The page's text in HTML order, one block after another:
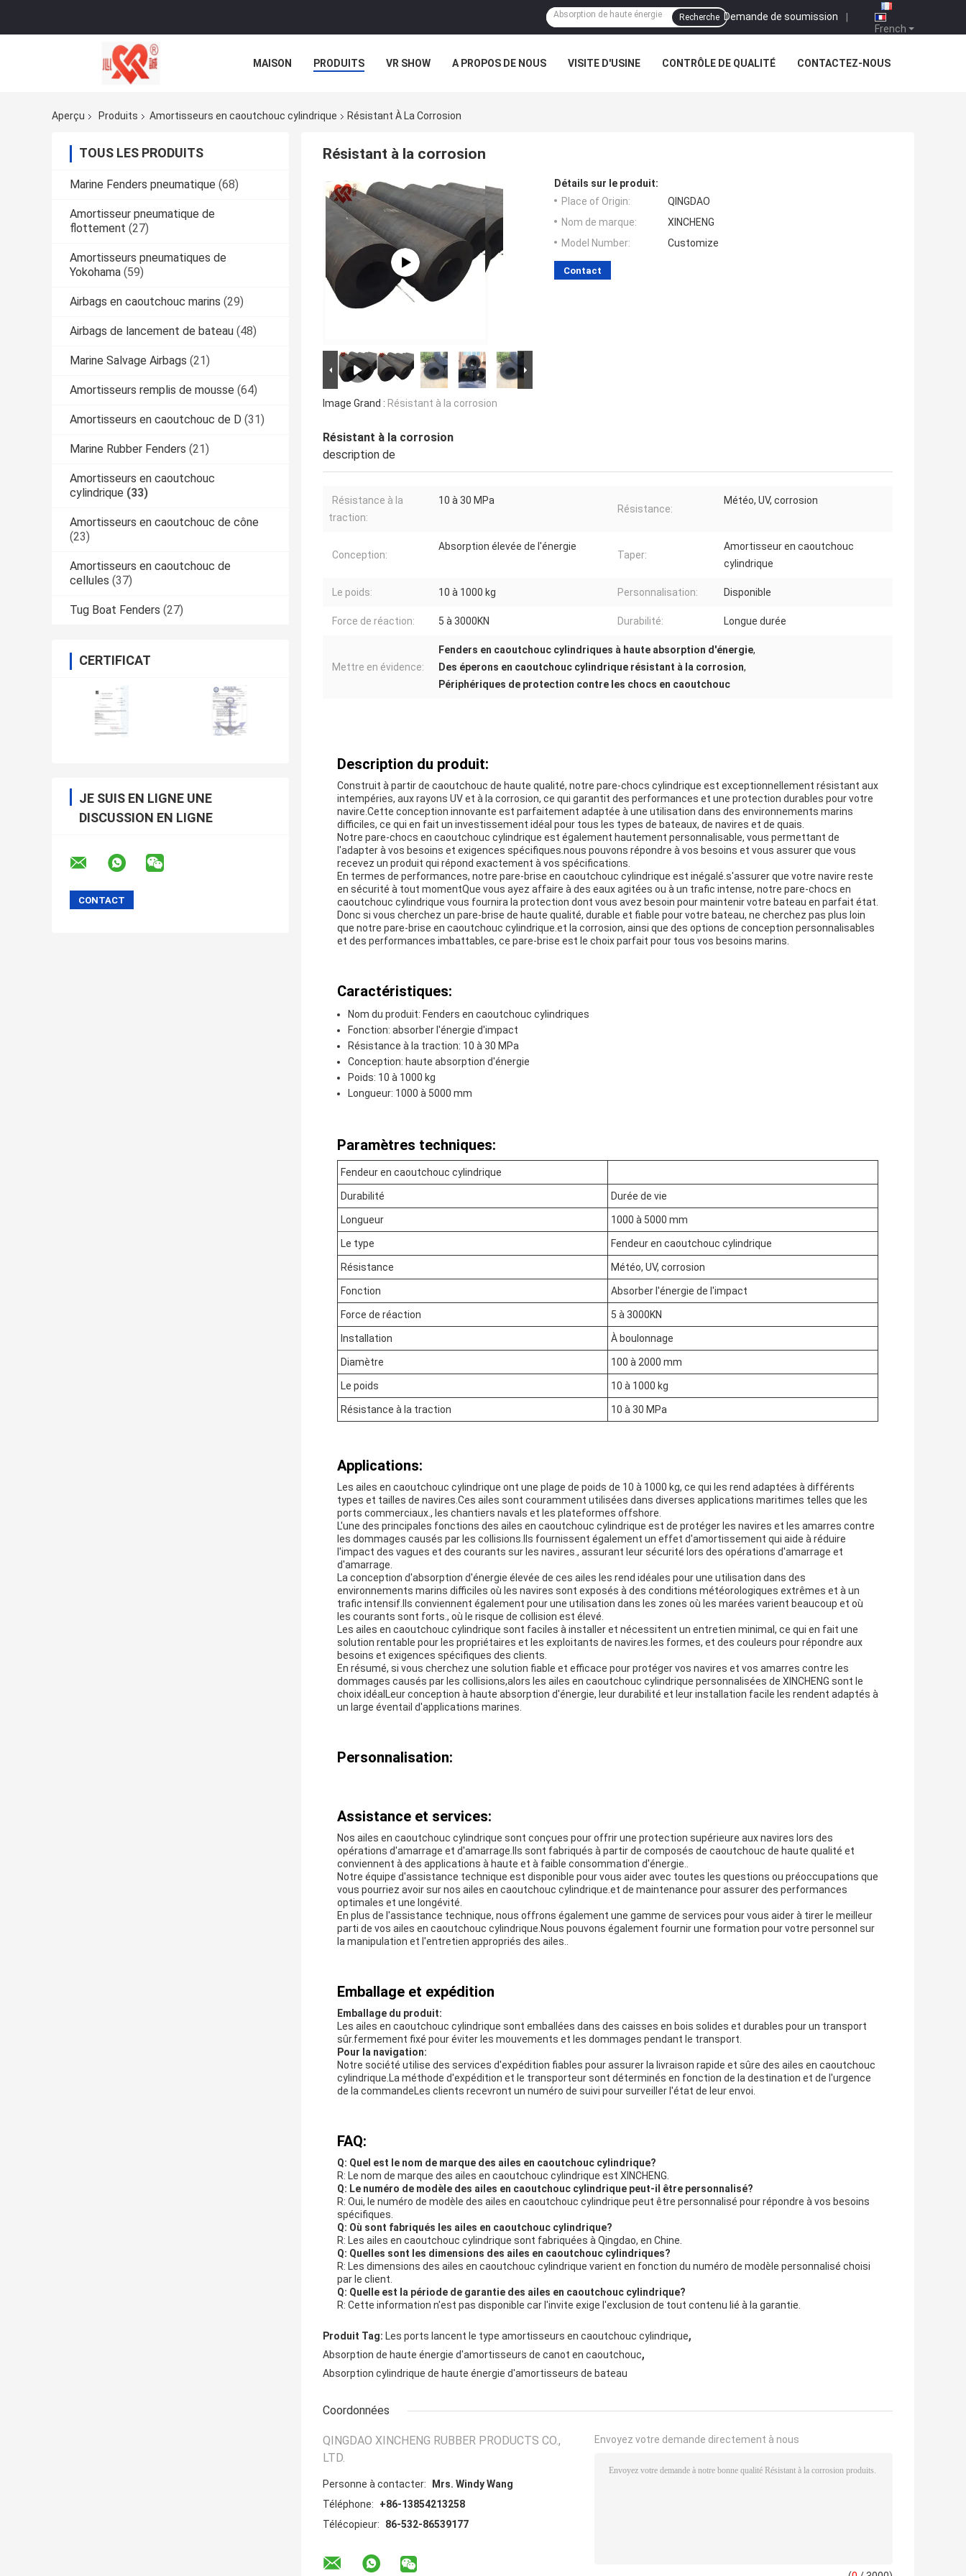
French
Demande de soumission |
Recherche
MAISON PRODUITS VR SHOW A PROPOS DE NOUS VISITE D'USINE CONTRÔLE DE QUALITÉ CONTACTEZ-NOUS
Aperçu
Produits Amortisseurs en caoutchouc cylindrique Résistant À La Corrosion
TOUS LES PRODUITS
Marine Fenders pneumatique (68)
Amortisseur pneumatique de
flottement (27)
Amortisseurs pneumatiques de
Yokohama (59)
Airbags en caoutchouc marins (29)
Airbags de lancement de bateau (48)
Marine Salvage Airbags (21)
Amortisseurs remplis de mousse (64)
Amortisseurs en caoutchouc de D (31)
Marine Rubber Fenders (21)
Amortisseurs en caoutchouc
cylindrique (33)
Amortisseurs en caoutchouc de cône
(23)
Amortisseurs en caoutchouc de
cellules (37)
Tug Boat Fenders (27)
CERTIFICAT
JE SUIS EN LIGNE UNE
DISCUSSION EN LIGNE
Résistant à la corrosion
Image Grand : Résistant à la corrosion
Détails sur le produit:
Place of Origin:
QINGDAO
Nom de marque:
XINCHENG
Model Number:
Customize
Contact
Résistant à la corrosion
description de
Résistance à la
traction:
10 à 30 MPa
Résistance:
Météo, UV, corrosion
Conception:
Absorption élevée de l'énergie
Taper:
Amortisseur en caoutchouc
cylindrique
Le poids: 10 à 1000 kg Personnalisation: Disponible
Force de réaction: 5 à 3000KN Durabilité: Longue durée
Mettre en évidence:
Fenders en caoutchouc cylindriques à haute absorption d'énergie,
Des éperons en caoutchouc cylindrique résistant à la corrosion,
Périphériques de protection contre les chocs en caoutchouc
Description du produit:
Construit à partir de caoutchouc de haute qualité, notre pare-chocs cylindrique est exceptionnellement résistant aux
intempéries, aux rayons UV et à la corrosion, ce qui garantit des performances et une protection durables pour votre
navire.Cette conception innovante est parfaitement adaptée à une utilisation dans des environnements marins
difficiles, ce qui en fait un investissement idéal pour tous les types de bateaux, de navires et de quais.
Notre pare-chocs en caoutchouc cylindrique est également hautement personnalisable, vous permettant de
l'adapter à vos besoins et exigences spécifiques.nous pouvons répondre à vos besoins et vous assurer que vous
recevez un produit qui répond exactement à vos spécifications.
En termes de performances, notre pare-brise en caoutchouc cylindrique est inégalé.s'assurer que votre navire reste
en sécurité à tout momentQue vous ayez affaire à des eaux agitées ou à un trafic intense, notre pare-chocs en
caoutchouc cylindrique vous fournira la protection dont vous avez besoin pour maintenir votre bateau en parfait état.
Donc si vous cherchez un pare-brise de haute qualité, durable et fiable pour votre bateau, ne cherchez pas plus loin
que notre pare-brise en caoutchouc cylindrique.et la corrosion, ainsi que des options de conception personnalisables
et des performances imbattables, ce pare-brise est le choix parfait pour tous vos besoins marins.
Caractéristiques:
Nom du produit: Fenders en caoutchouc cylindriques
Fonction: absorber l'énergie d'impact
Résistance à la traction: 10 à 30 MPa
Conception: haute absorption d'énergie
Poids: 10 à 1000 kg
Longueur: 1000 à 5000 mm
Paramètres techniques:
Fendeur en caoutchouc cylindrique
Durabilité Durée de vie
Longueur 1000 à 5000 mm
Le type Fendeur en caoutchouc cylindrique
Résistance Météo, UV, corrosion
Fonction Absorber l'énergie de l'impact
Force de réaction 5 à 3000KN
Installation À boulonnage
Diamètre 100 à 2000 mm
Le poids 10 à 1000 kg
Résistance à la traction 10 à 30 MPa
Applications:
Les ailes en caoutchouc cylindrique ont une plage de poids de 10 à 1000 kg, ce qui les rend adaptées à différents
types et tailles de navires.Ces ailes sont couramment utilisées dans diverses applications maritimes telles que les
ports commerciaux., les chantiers navals et les plateformes offshore.
L'une des principales fonctions des ailes en caoutchouc cylindrique est de protéger les navires et les amarres contre
les dommages causés par les collisions.Ils fournissent également un effet d'amortissement qui aide à réduire
l'impact des vagues et des courants sur les navires., assurant leur sécurité lors des opérations d'amarrage et
d'amarrage.
La conception d'absorption d'énergie élevée de ces ailes les rend idéales pour une utilisation dans des
environnements marins difficiles où les navires sont exposés à des conditions météorologiques extrêmes et à un
trafic intensif.Ils conviennent également pour une utilisation dans les zones où les marées varient beaucoup et où
les courants sont forts., où le risque de collision est élevé.
Les ailes en caoutchouc cylindrique sont faciles à installer et nécessitent un entretien minimal, ce qui en fait une
solution rentable pour les propriétaires et les exploitants de navires.les formes, et des couleurs pour répondre aux
besoins et exigences spécifiques des clients.
En résumé, si vous cherchez une solution fiable et efficace pour protéger vos navires et vos amarres contre les
dommages causés par les collisions,alors les ailes en caoutchouc cylindrique personnalisées de XINCHENG sont le
choix idéalLeur conception à haute absorption d'énergie, leur durabilité et leur installation facile les rendent adaptés à
un large éventail d'applications marines.
Personnalisation:
Assistance et services:
Nos ailes en caoutchouc cylindrique sont conçues pour offrir une protection supérieure aux navires lors des
opérations d'amarrage et d'amarrage.Ils sont fabriqués à partir de composés de caoutchouc de haute qualité et
conviennent à des applications à haute et à faible consommation d'énergie..
Notre équipe d'assistance technique est disponible pour vous aider avec toutes les questions ou préoccupations que
vous pourriez avoir sur nos ailes en caoutchouc cylindrique.et de maintenance pour assurer des performances
optimales et une longévité.
En plus de l'assistance technique, nous offrons également une gamme de services pour vous aider à tirer le meilleur
parti de vos ailes en caoutchouc cylindrique.Nous pouvons également fournir une formation pour votre personnel sur
la manipulation et l'entretien appropriés des ailes..
Emballage et expédition
Emballage du produit:
Les ailes en caoutchouc cylindrique sont emballées dans des caisses en bois solides et durables pour un transport
sûr.fermement fixé pour éviter les mouvements et les dommages pendant le transport.
Pour la navigation:
Notre société utilise des services d'expédition fiables pour assurer la livraison rapide et sûre des ailes en caoutchouc
cylindrique.La méthode d'expédition et le transporteur sont déterminés en fonction de la destination et de l'urgence
de la commandeLes clients recevront un numéro de suivi pour surveiller l'état de leur envoi.
FAQ:
Q: Quel est le nom de marque des ailes en caoutchouc cylindrique?
R: Le nom de marque des ailes en caoutchouc cylindrique est XINCHENG.
Q: Le numéro de modèle des ailes en caoutchouc cylindrique peut-il être personnalisé?
R: Oui, le numéro de modèle des ailes en caoutchouc cylindrique peut être personnalisé pour répondre à vos besoins
spécifiques.
Q: Où sont fabriqués les ailes en caoutchouc cylindrique?
R: Les ailes en caoutchouc cylindrique sont fabriquées à Qingdao, en Chine.
Q: Quelles sont les dimensions des ailes en caoutchouc cylindriques?
R: Les dimensions des ailes en caoutchouc cylindrique varient en fonction du numéro de modèle personnalisé choisi
par le client.
Q: Quelle est la période de garantie des ailes en caoutchouc cylindrique?
R: Cette information n'est pas disponible car l'invite exige l'exclusion de tout contenu lié à la garantie.
Produit Tag: Les ports lancent le type amortisseurs en caoutchouc cylindrique,
Absorption de haute énergie d'amortisseurs de canot en caoutchouc,
Absorption cylindrique de haute énergie d'amortisseurs de bateau
Coordonnées
QINGDAO XINCHENG RUBBER PRODUCTS CO.,
LTD.
Personne à contacter:
Mrs. Windy Wang
Téléphone:
+86-13854213258
Télécopieur:
86-532-86539177
Envoyez votre demande directement à nous